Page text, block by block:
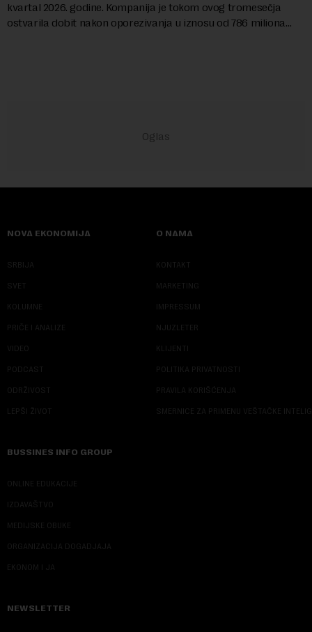
kvartal 2026. godine. Kompanija je tokom ovog tromesečja
ostvarila dobit nakon oporezivanja u iznosu od 786 miliona
NOVA EKONOMIJA
SRBIJA
SVET
KOLUMNE
PRIČE I ANALIZE
VIDEO
PODCAST
ODRŽIVOST
LEPŠI ŽIVOT
O NAMA
KONTAKT
MARKETING
IMPRESSUM
NJUZLETER
KLIJENTI
POLITIKA PRIVATNOSTI
PRAVILA KORIŠĆENJA
SMERNICE ZA PRIMENU VEŠTAČKE
BUSSINES INFO GROUP
ONLINE EDUKACIJE
IZDAVAŠTVO
MEDIJSKE OBUKE
ORGANIZACIJA DOGADJAJA
EKONOM I JA
NEWSLETTER